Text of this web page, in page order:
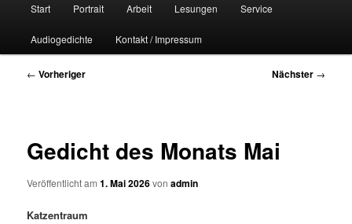
Start Portrait Arbeit Lesungen Service
Audiogedichte Kontakt / Impressum
Beitragsnavigation
← Vorheriger Nächster →
Gedicht des Monats Mai
Veröffentlicht am1. Mai 2026vonadmin
Katzentraum